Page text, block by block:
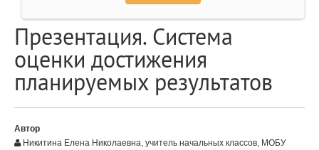
Презентация. Система
оценки достижения
планируемых результатов
Автор
Никитина Елена Николаевна, учитель начальных классов, МОБУ